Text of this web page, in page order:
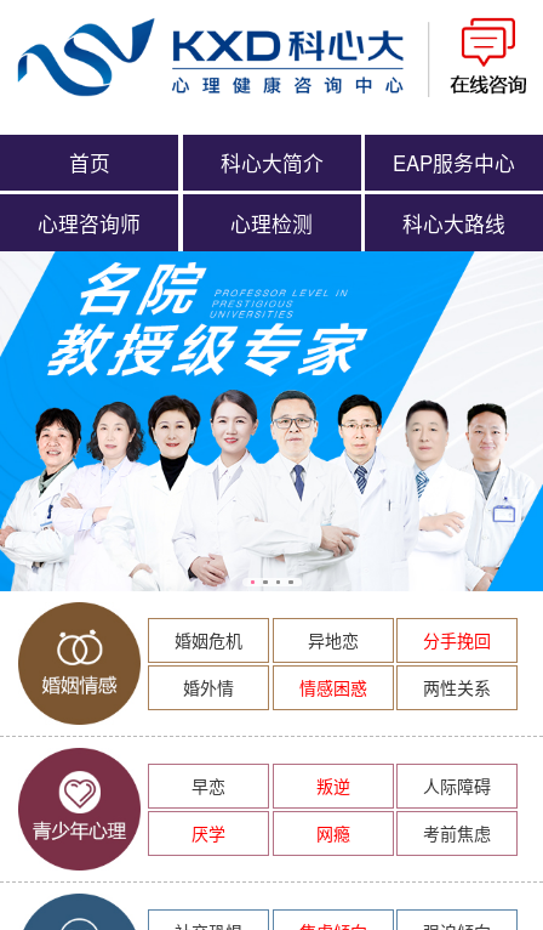
首页 科心大简介 EAP服务中心
心理咨询师 心理检测 科心大路线
婚姻危机 异地恋
分手挽回
婚外情
情感困惑 两性关系
早恋 叛逆
人际障碍
厌学
网瘾 考前焦虑